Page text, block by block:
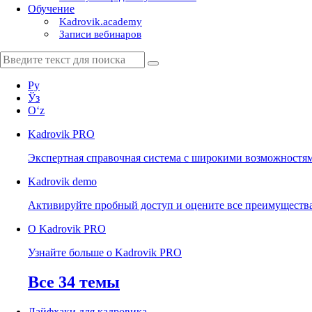
Обучение
Kadrovik.academy
Записи вебинаров
Ру
Ўз
Oʻz
Kadrovik PRO
Экспертная справочная система с широкими
Kadrovik demo
Активируйте пробный доступ и оцените все
О Kadrovik PRO
Узнайте больше о Kadrovik PRO
Все 34 темы